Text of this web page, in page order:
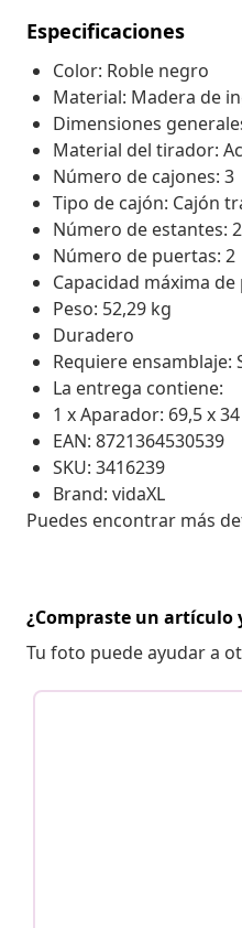
Especificaciones
Color: Roble negro
Material: Madera de
Dimensiones
Material del tirador:
Número de cajones: 3
Tipo de cajón: Cajón
Número de estantes: 2
Número de puertas: 2
Capacidad máxima de
Peso: 52,29 kg
Duradero
Requiere ensamblaje:
La entrega contiene:
1 x Aparador: 69,5 x
EAN: 8721364530539
SKU: 3416239
Brand: vidaXL
Puedes encontrar más
¿Compraste un artículo
Tu foto puede ayudar a